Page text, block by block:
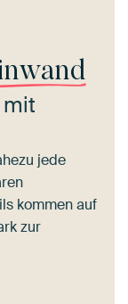
jede
kommen auf
zur